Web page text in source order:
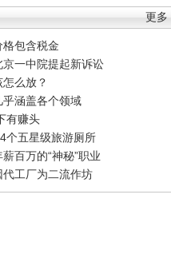
更多
格包含税金
京一中院提起新诉讼
么放？
乎涵盖各个领域
有赚头
个五星级旅游厕所
百万的“神秘”职业
代工厂为二流作坊